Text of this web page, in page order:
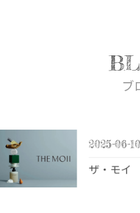
ブ
2025-06-10
ザ・モ